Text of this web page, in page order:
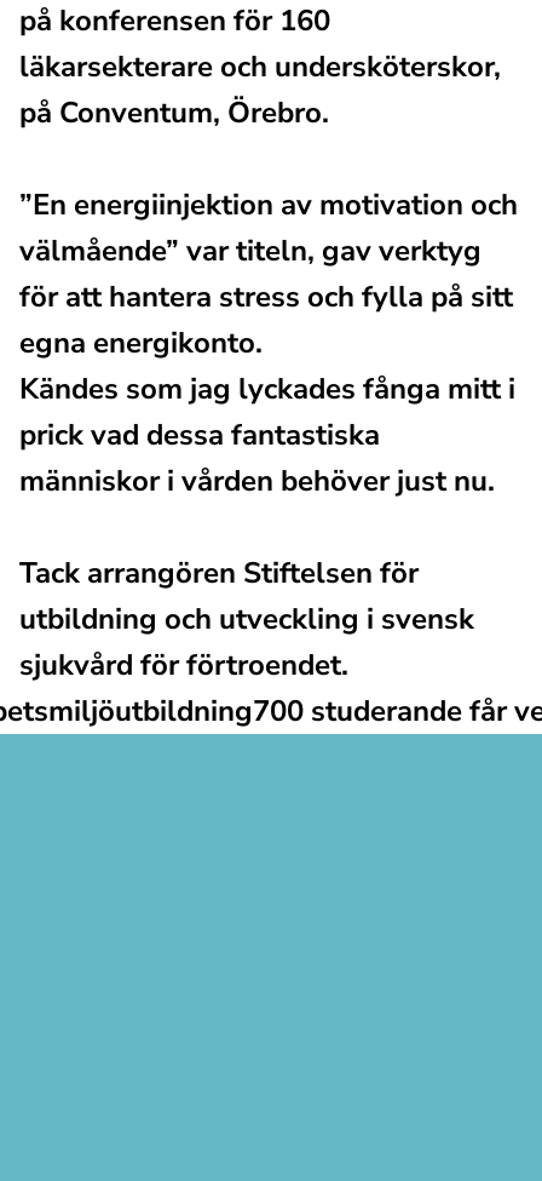
på konferensen för 160
läkarsekterare och undersköterskor,
på Conventum, Örebro.
”En energiinjektion av motivation och
välmående” var titeln, gav verktyg
för att hantera stress och fylla på sitt
egna energikonto.
Kändes som jag lyckades fånga mitt i
prick vad dessa fantastiska
människor i vården behöver just nu.
Tack arrangören Stiftelsen för
utbildning och utveckling i svensk
sjukvård för förtroendet.
700 studerande får